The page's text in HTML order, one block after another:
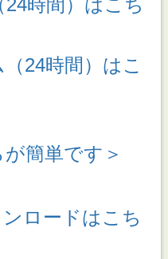
時間）はこち
24時間）はこ
簡単です＞
ロードはこち